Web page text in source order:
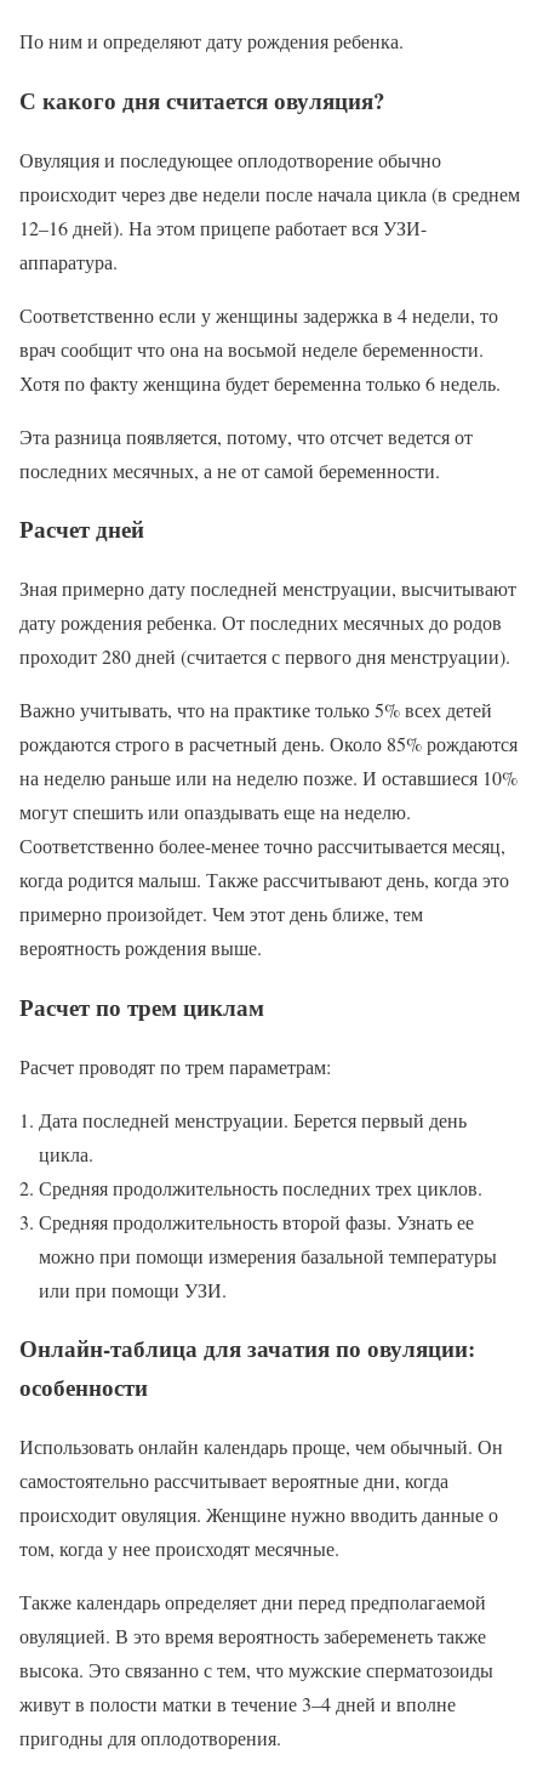
По ним и определяют дату рождения ребенка.
С какого дня считается овуляция?
Овуляция и последующее оплодотворение обычно
происходит через две недели после начала цикла (в среднем
12–16 дней). На этом прицепе работает вся УЗИ-
аппаратура.
Соответственно если у женщины задержка в 4 недели, то
врач сообщит что она на восьмой неделе беременности.
Хотя по факту женщина будет беременна только 6 недель.
Эта разница появляется, потому, что отсчет ведется от
последних месячных, а не от самой беременности.
Расчет дней
Зная примерно дату последней менструации, высчитывают
дату рождения ребенка. От последних месячных до родов
проходит 280 дней (считается с первого дня менструации).
Важно учитывать, что на практике только 5% всех детей
рождаются строго в расчетный день. Около 85% рождаются
на неделю раньше или на неделю позже. И оставшиеся 10%
могут спешить или опаздывать еще на неделю.
Соответственно более-менее точно рассчитывается месяц,
когда родится малыш. Также рассчитывают день, когда это
примерно произойдет. Чем этот день ближе, тем
вероятность рождения выше.
Расчет по трем циклам
Расчет проводят по трем параметрам:
Дата последней менструации. Берется первый день
цикла.
Средняя продолжительность последних трех циклов.
Средняя продолжительность второй фазы. Узнать ее
можно при помощи измерения базальной температуры
или при помощи УЗИ.
Онлайн-таблица для зачатия по овуляции:
особенности
Использовать онлайн календарь проще, чем обычный. Он
самостоятельно рассчитывает вероятные дни, когда
происходит овуляция. Женщине нужно вводить данные о
том, когда у нее происходят месячные.
Также календарь определяет дни перед предполагаемой
овуляцией. В это время вероятность забеременеть также
высока. Это связанно с тем, что мужские сперматозоиды
живут в полости матки в течение 3–4 дней и вполне
пригодны для оплодотворения.